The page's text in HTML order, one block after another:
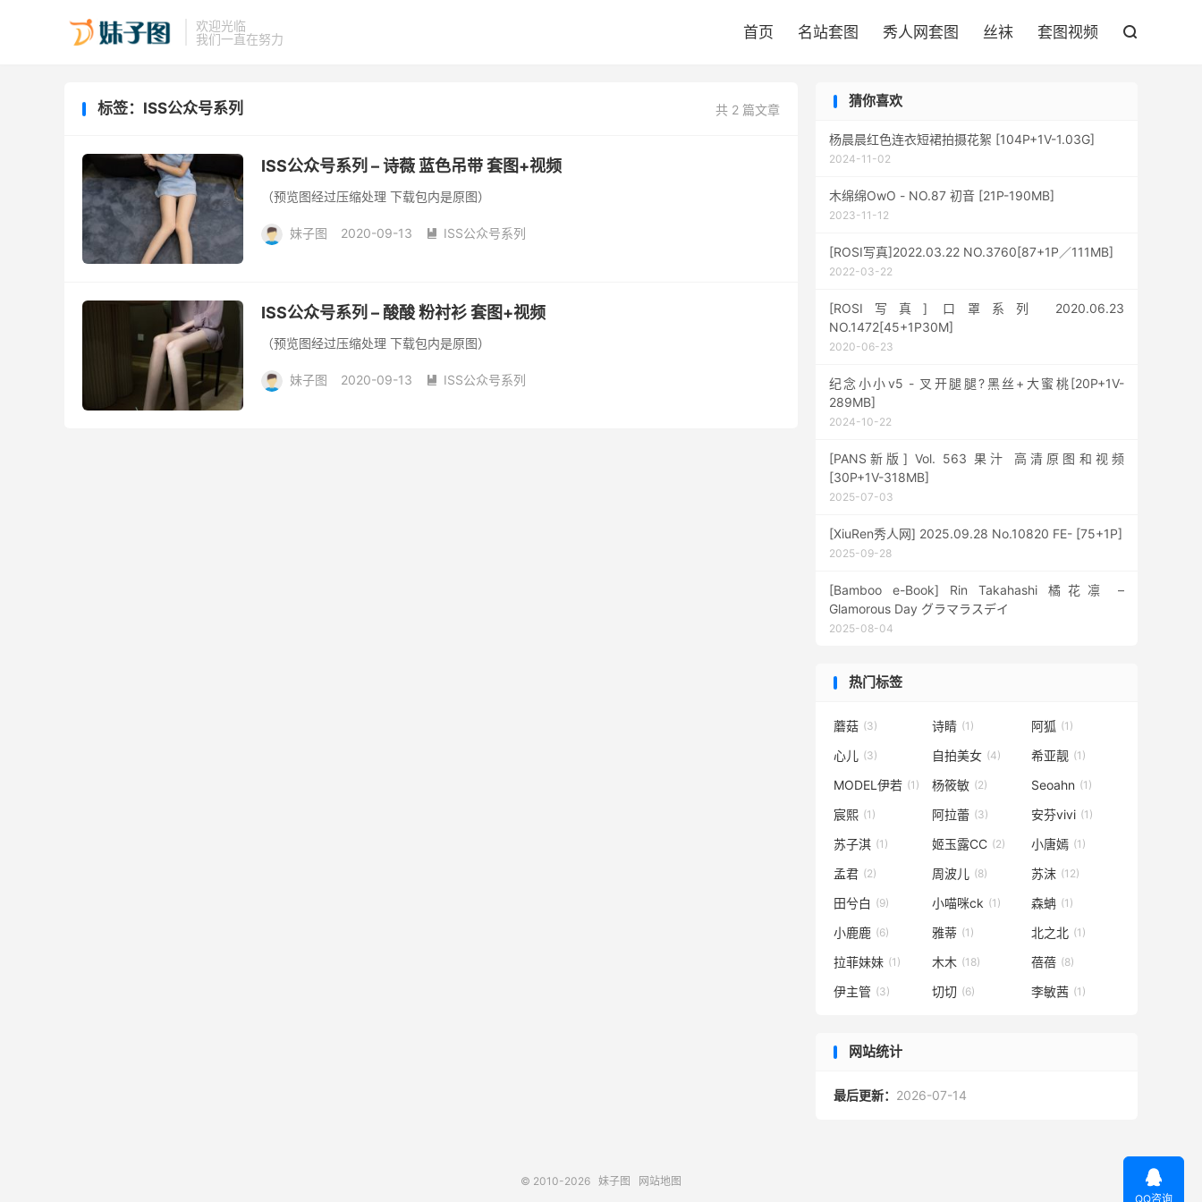
欢迎光临
我们一直在努力
首页 名站套图 秀人网套图 丝袜 套图视频 
共 2 篇文章
标签：ISS公众号系列
ISS公众号系列 – 诗薇 蓝色吊带 套图+视频
（预览图经过压缩处理 下载包内是原图）
妹子图 2020-09-13  ISS公众号系列
ISS公众号系列 – 酸酸 粉衬衫 套图+视频
（预览图经过压缩处理 下载包内是原图）
妹子图 2020-09-13  ISS公众号系列
猜你喜欢
杨晨晨红色连衣短裙拍摄花絮 [104P+1V-1.03G]
2024-11-02
木绵绵OwO - NO.87 初音 [21P-190MB]
2023-11-12
[ROSI写真]2022.03.22 NO.3760[87+1P／111MB]
2022-03-22
[ROSI写真] 口罩系列 2020.06.23
NO.1472[45+1P30M]
2020-06-23
纪念小小v5 - 叉开腿腿?黑丝+大蜜桃[20P+1V-
289MB]
2024-10-22
[PANS新版] Vol. 563 果汁 高清原图和视频
[30P+1V-318MB]
2025-07-03
[XiuRen秀人网] 2025.09.28 No.10820 FE- [75+1P]
2025-09-28
[Bamboo e-Book] Rin Takahashi 橘花凛 –
Glamorous Day グラマラスデイ
2025-08-04
热门标签
蘑菇 (3) 诗睛 (1) 阿狐 (1)
心儿 (3) 自拍美女 (4) 希亚靓 (1)
MODEL伊若 (1) 杨筱敏 (2) Seoahn (1)
宸熙 (1) 阿拉蕾 (3) 安芬vivi (1)
苏子淇 (1) 姬玉露CC (2) 小唐嫣 (1)
孟君 (2) 周波儿 (8) 苏沫 (12)
田兮白 (9) 小喵咪ck (1) 森蚺 (1)
小鹿鹿 (6) 雅蒂 (1) 北之北 (1)
拉菲妹妹 (1) 木木 (18) 蓓蓓 (8)
伊主管 (3) 切切 (6) 李敏茜 (1)
网站统计
最后更新： 2026-07-14
© 2010-2026 妹子图 网站地图 
QQ咨询